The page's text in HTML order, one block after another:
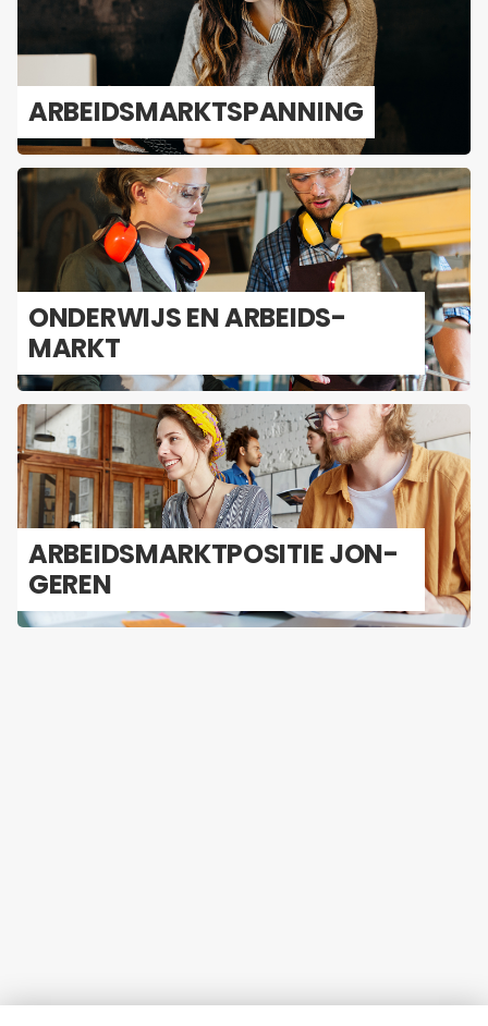
AR­BEIDS­MARKT­SPAN­NING
ON­DER­WIJS EN AR­BEIDS­
MARKT
AR­BEIDS­MARKT­PO­SI­TIE JON­
GE­REN